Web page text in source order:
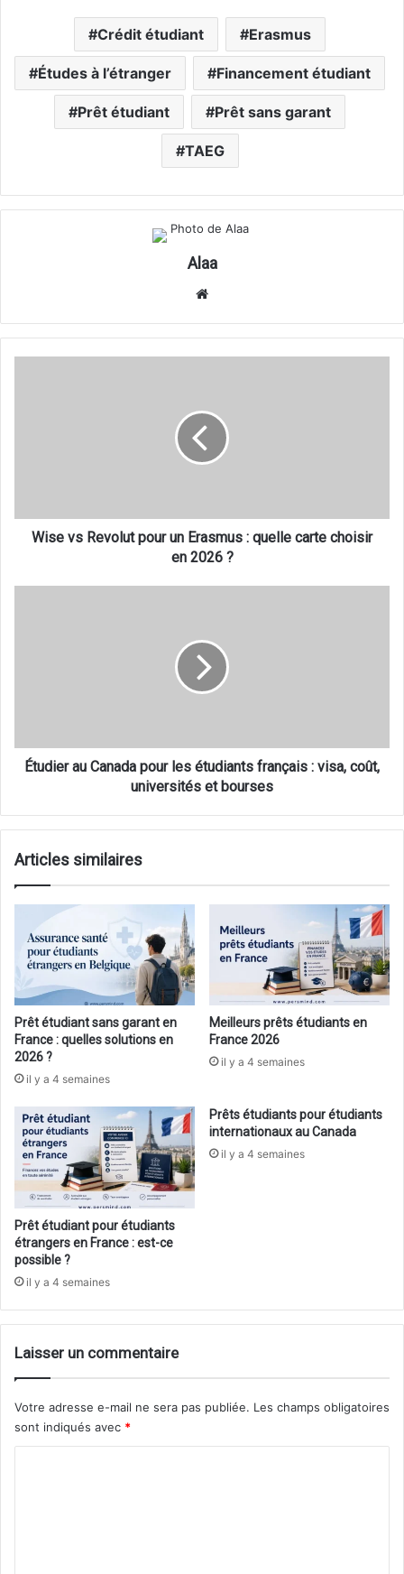
Crédit étudiant Erasmus
Études à l’étranger Financement étudiant
Prêt étudiant Prêt sans garant
TAEG
Alaa
carte
choisir
Wise vs Revolut pour un Erasmus : quelle carte choisir
en 2026 ?
visa,
coût,
bourses
Étudier au Canada pour les étudiants français : visa, coût,
universités et bourses
Articles similaires
Prêt étudiant sans garant en
France : quelles solutions en
2026 ?
il y a 4 semaines
Meilleurs prêts étudiants en
France 2026
il y a 4 semaines
Prêt étudiant pour étudiants
étrangers en France : est-ce
possible ?
il y a 4 semaines
Prêts étudiants pour étudiants
internationaux au Canada
il y a 4 semaines
Laisser un commentaire
Votre adresse e-mail ne sera pas publiée. Les champs obligatoires
sont indiqués avec *